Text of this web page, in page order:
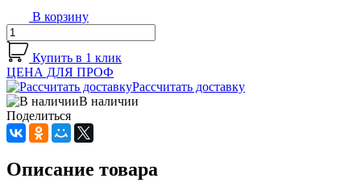
В корзину
Купить в 1 клик
ЦЕНА ДЛЯ ПРОФ
Рассчитать доставку
В наличии
Поделиться
Описание товара